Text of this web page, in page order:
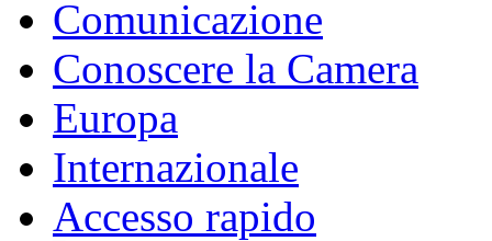
Comunicazione
Conoscere la Camera
Europa
Internazionale
Accesso rapido